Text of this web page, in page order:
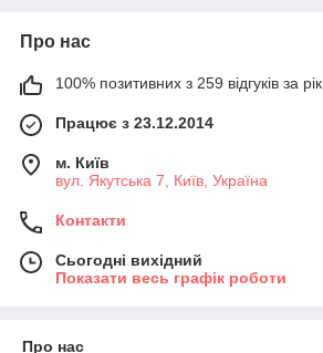
Про нас
100% позитивних з 259 відгуків за рік
Працює з 23.12.2014
м. Київ
вул. Якутська 7, Київ, Україна
Контакти
Сьогодні вихідний
Показати весь графік роботи
Про нас